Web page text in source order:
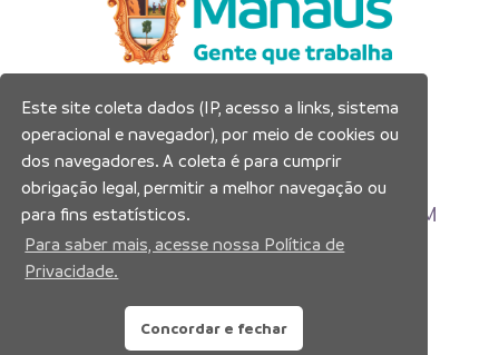
Prefeitura Municipal de Manaus
Município de Manaus
CNPJ:04.365.326.0001-73
Av. Brasil, 2971 – Compensa, Manaus-AM
CEP: 69036-110
Este site coleta dados (IP, acesso a links, sistema
operacional e navegador), por meio de cookies ou
dos navegadores. A coleta é para cumprir
obrigação legal, permitir a melhor navegação ou
para fins estatísticos.
Para saber mais, acesse nossa Política de
Privacidade.
Concordar e fechar